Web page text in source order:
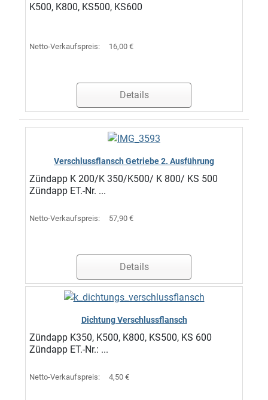
K500, K800, KS500, KS600
Netto-Verkaufspreis: 16,00 €
Details
Verschlussflansch Getriebe 2. Ausführung
Zündapp K 200/K 350/K500/ K 800/ KS 500
Zündapp ET.-Nr. ...
Netto-Verkaufspreis: 57,90 €
Details
Dichtung Verschlussflansch
Zündapp K350, K500, K800, KS500, KS 600
Zündapp ET.-Nr.: ...
Netto-Verkaufspreis: 4,50 €